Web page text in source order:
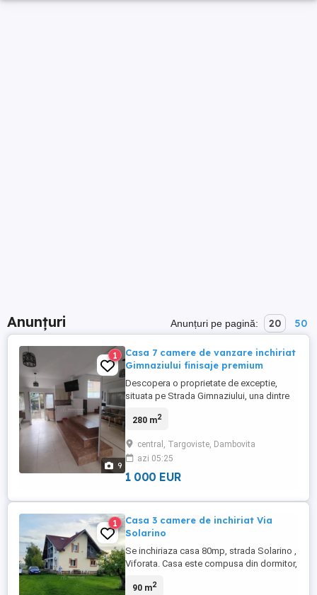
Anunțuri Anunțuri pe pagină: 20 50
9
1
Casa 7 camere de vanzare inchiriat
Gimnaziului finisaje premium
Descopera o proprietate de exceptie,
situata pe Strada Gimnaziului, una dintre
Construita in 2017, aceasta vila
spatii generoase, fiind alegerea ideala
pentru o familie numeroasa sau pentru cei
care isi doresc un stil de ...
280 m2
central, Targoviste, Dambovita
azi 05:25
1 000 EUR
1
Casa 3 camere de inchiriat Via
Solarino
Se inchiriaza casa 80mp, strada Solarino ,
Viforata. Casa este compusa din dormitor,
asezata intr.o curte generoasa de 1300m,
90 m2